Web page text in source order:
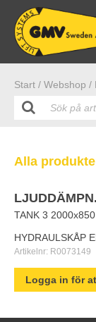
Start / Webshop /
Alla
TANK 3 2000x850
HYDRAULSKÅP
Artikelnr: R0073149
Logga in för